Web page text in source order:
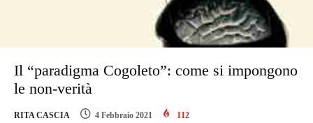
Il “paradigma Cogoleto”: come si impongono
le non-verità
RITA CASCIA 4 Febbraio 2021 112